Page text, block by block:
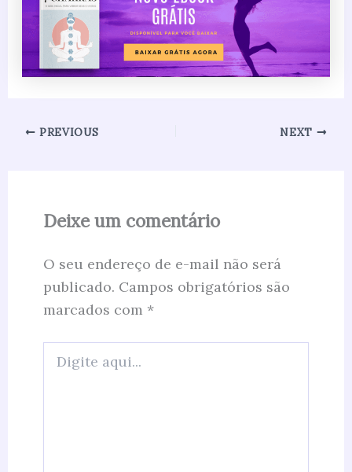
PREVIOUS NEXT
Deixe um comentário
O seu endereço de e-mail não será
publicado. Campos obrigatórios são
marcados com *
aqui...